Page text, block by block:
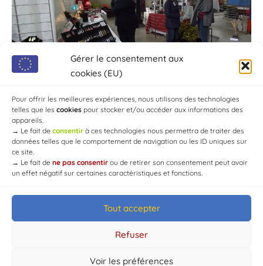
Gérer le consentement aux
cookies (EU)
Pour offrir les meilleures expériences, nous utilisons des technologies
telles que les cookies pour stocker et/ou accéder aux informations des
appareils.
→ Le fait de consentir à ces technologies nous permettra de traiter des
données telles que le comportement de navigation ou les ID uniques sur
ce site.
→ Le fait de ne pas consentir ou de retirer son consentement peut avoir
un effet négatif sur certaines caractéristiques et fonctions.
Tout accepter
Refuser
Voir les préférences
© Mairie de Chaource [2004-2024] | Tous droits réservés.
Developed byWEB3-DESIGN